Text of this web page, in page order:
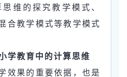
维的探究教学模式、
合教学模式等教学模式
学教育中的计算思维
效果的重要依据，也是